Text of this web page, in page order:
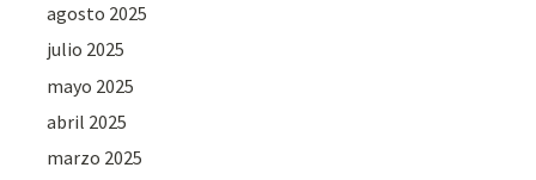
agosto 2025
julio 2025
mayo 2025
abril 2025
marzo 2025